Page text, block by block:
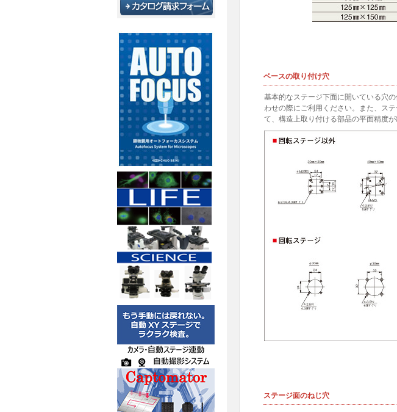
ベースの取り付け穴
基本的なステージ下面に開いている穴
わせの際にご利用ください。また、ス
て、構造上取り付ける部品の平面精度
ステージ面のねじ穴